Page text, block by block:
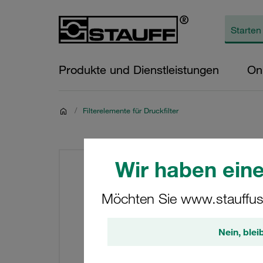
Wir haben
Möchten Sie
Nein,
Produkte und Dienstleistungen
/ Filterelemente für Druckfilter